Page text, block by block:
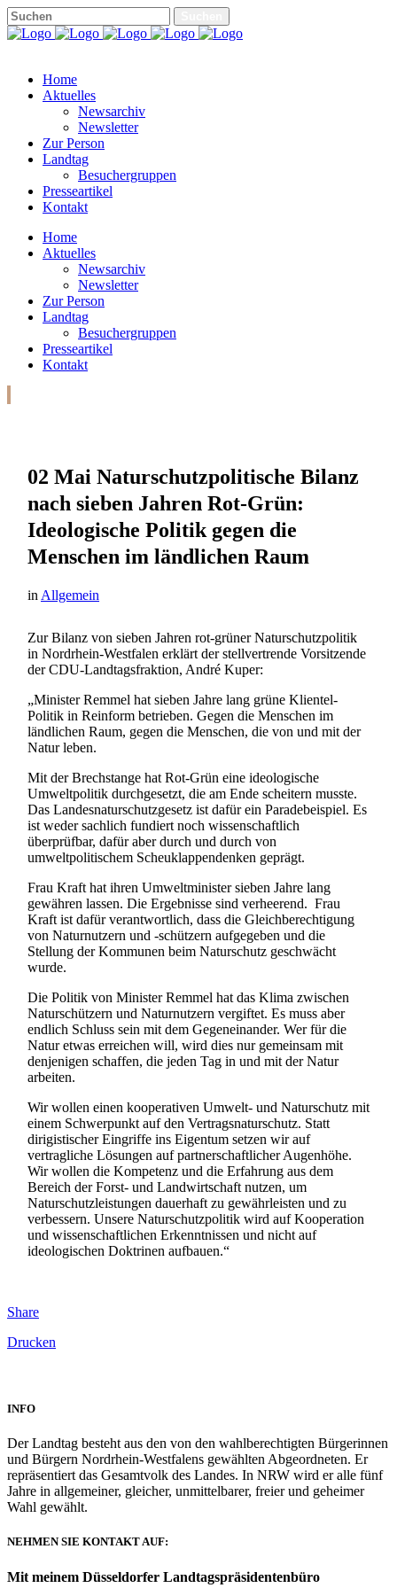
Home
Aktuelles
Newsarchiv
Newsletter
Zur Person
Landtag
Besuchergruppen
Presseartikel
Kontakt
Home
Aktuelles
Newsarchiv
Newsletter
Zur Person
Landtag
Besuchergruppen
Presseartikel
Kontakt
02 Mai Naturschutzpolitische Bilanz
nach sieben Jahren Rot-Grün:
Ideologische Politik gegen die
Menschen im ländlichen Raum
in Allgemein
Zur Bilanz von sieben Jahren rot-grüner Naturschutzpolitik
in Nordrhein-Westfalen erklärt der stellvertrende Vorsitzende
der CDU-Landtagsfraktion, André Kuper:
„Minister Remmel hat sieben Jahre lang grüne Klientel-
Politik in Reinform betrieben. Gegen die Menschen im
ländlichen Raum, gegen die Menschen, die von und mit der
Natur leben.
Mit der Brechstange hat Rot-Grün eine ideologische
Umweltpolitik durchgesetzt, die am Ende scheitern musste.
Das Landesnaturschutzgesetz ist dafür ein Paradebeispiel. Es
ist weder sachlich fundiert noch wissenschaftlich
überprüfbar, dafür aber durch und durch von
umweltpolitischem Scheuklappendenken geprägt.
Frau Kraft hat ihren Umweltminister sieben Jahre lang
gewähren lassen. Die Ergebnisse sind verheerend. Frau
Kraft ist dafür verantwortlich, dass die Gleichberechtigung
von Naturnutzern und -schützern aufgegeben und die
Stellung der Kommunen beim Naturschutz geschwächt
wurde.
Die Politik von Minister Remmel hat das Klima zwischen
Naturschützern und Naturnutzern vergiftet. Es muss aber
endlich Schluss sein mit dem Gegeneinander. Wer für die
Natur etwas erreichen will, wird dies nur gemeinsam mit
denjenigen schaffen, die jeden Tag in und mit der Natur
arbeiten.
Wir wollen einen kooperativen Umwelt- und Naturschutz mit
einem Schwerpunkt auf den Vertragsnaturschutz. Statt
dirigistischer Eingriffe ins Eigentum setzen wir auf
vertragliche Lösungen auf partnerschaftlicher Augenhöhe.
Wir wollen die Kompetenz und die Erfahrung aus dem
Bereich der Forst- und Landwirtschaft nutzen, um
Naturschutzleistungen dauerhaft zu gewährleisten und zu
verbessern. Unsere Naturschutzpolitik wird auf Kooperation
und wissenschaftlichen Erkenntnissen und nicht auf
ideologischen Doktrinen aufbauen.“
Share
Drucken
INFO
Der Landtag besteht aus den von den wahlberechtigten Bürgerinnen
und Bürgern Nordrhein-Westfalens gewählten Abgeordneten. Er
repräsentiert das Gesamtvolk des Landes. In NRW wird er alle fünf
Jahre in allgemeiner, gleicher, unmittelbarer, freier und geheimer
Wahl gewählt.
NEHMEN SIE KONTAKT AUF:
Mit meinem Düsseldorfer Landtagspräsidentenbüro